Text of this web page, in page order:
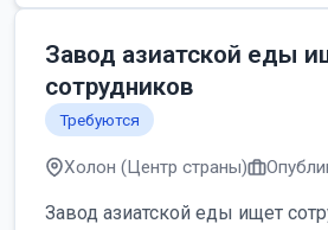
Завод азиатской еды
сотрудников
Требуются
Холон (Центр страны)
Завод азиатской еды ищет